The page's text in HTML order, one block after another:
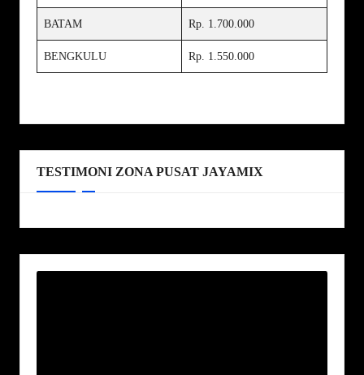
BATAM Rp. 1.700.000
BENGKULU Rp. 1.550.000
TESTIMONI ZONA PUSAT JAYAMIX